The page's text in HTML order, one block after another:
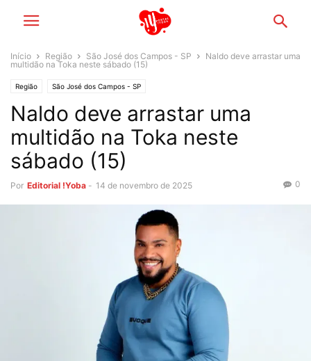
Início Região São José dos Campos - SP
Naldo deve arrastar uma
multidão na Toka neste sábado (15)
Região São José dos Campos - SP
Naldo deve arrastar uma
multidão na Toka neste
sábado (15)
Por Editorial !Yoba - 14 de novembro de 2025 0